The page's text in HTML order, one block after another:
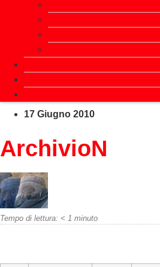
17 Giugno 2010
ArchivioN
Tempo di lettura: < 1 minuto